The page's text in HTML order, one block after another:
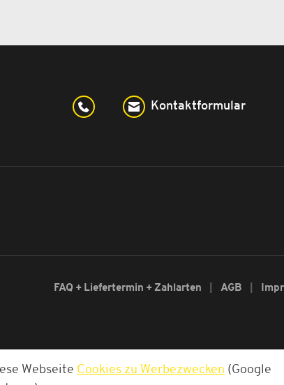
Kontaktformular
FAQ + Liefertermin + Zahlarten AGB
Webseite Cookies zu Werbezwecken (Google